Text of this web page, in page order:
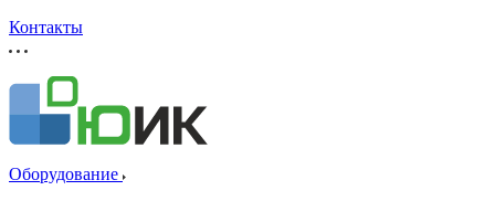
Контакты
Оборудование